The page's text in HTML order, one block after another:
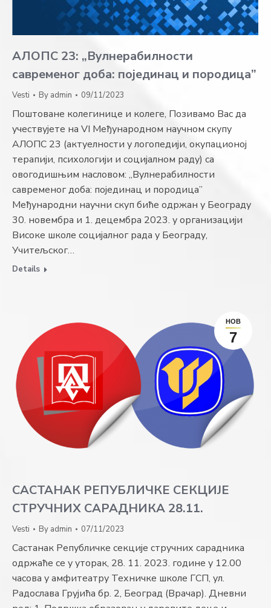
АЛОПС 23: „Вулнерабилности
савременог доба: појединац и породица”
Vesti By admin 09/11/2023
Поштоване колегинице и колеге, Позивамо Вас да
учествујете на VI Међународном научном скупу
АЛОПС 23 (актуелности у логопедији, окупационој
терапији, психологији и социјалном раду) са
овогодишњим насловом: „Вулнерабилности
савременог доба: појединац и породица”
Међународни научни скуп биће одржан у Београду
30. новембра и 1. децембра 2023. у организацији
Високе школе социјалног рада у Београду,
Учитељског…
Details
НОВ
7
САСТАНАК РЕПУБЛИЧКЕ СЕКЦИЈЕ
СТРУЧНИХ САРАДНИКА 28.11.
Vesti By admin 07/11/2023
Састанак Републичке секције стручних сарадника
одржаће се у уторак, 28. 11. 2023. године у 12.00
часова у амфитеатру Техничке школе ГСП, ул.
Радослава Грујића бр. 2, Београд (Врачар). Дневни